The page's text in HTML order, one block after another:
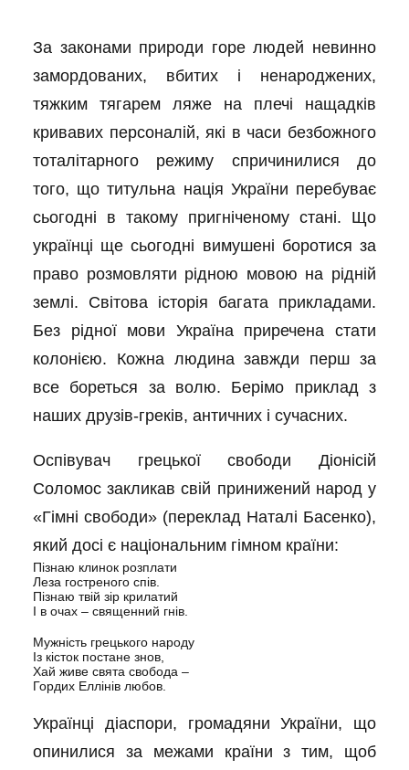
За законами природи горе людей невинно
замордованих, вбитих і ненароджених,
тяжким тягарем ляже на плечі нащадків
кривавих персоналій, які в часи безбожного
тоталітарного режиму спричинилися до
того, що титульна нація України перебуває
сьогодні в такому пригніченому стані. Що
українці ще сьогодні вимушені боротися за
право розмовляти рідною мовою на рідній
землі. Світова історія багата прикладами.
Без рідної мови Україна приречена стати
колонією. Кожна людина завжди перш за
все бореться за волю. Берімо приклад з
наших друзів-греків, античних і сучасних.
Оспівувач грецької свободи Діонісій
Соломос закликав свій принижений народ у
«Гімні свободи» (переклад Наталі Басенко),
який досі є національним гімном країни:
Пізнаю клинок розплати
Леза гостреного спів.
Пізнаю твій зір крилатий
І в очах – священний гнів.
Мужність грецького народу
Із кісток постане знов,
Хай живе свята свобода –
Гордих Еллінів любов.
Українці діаспори, громадяни України, що
опинилися за межами країни з тим, щоб